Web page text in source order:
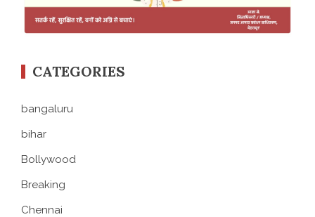
CATEGORIES
bangaluru
bihar
Bollywood
Breaking
Chennai